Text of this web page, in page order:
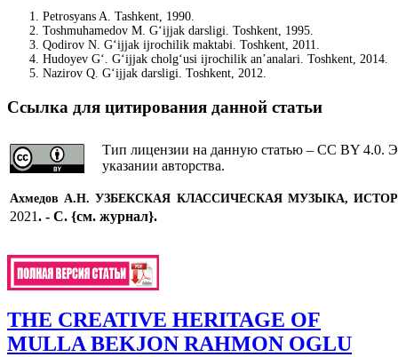
Petrosyans A. Tashkent, 1990.
Toshmuhamedov M. G‘ijjak darsligi. Toshkent, 1995.
Qodirov N. G‘ijjak ijrochilik maktabi. Toshkent, 2011.
Hudoyev G‘. G‘ijjak cholg‘usi ijrochilik an’analari. Toshkent, 2014.
Nazirov Q. G‘ijjak darsligi. Toshkent, 2012.
Ссылка для цитирования данной статьи
Тип лицензии на данную статью – CC BY 4.0.
указании авторства.
Ахмедов А.Н. УЗБЕКСКАЯ КЛАССИЧЕСКАЯ МУЗЫКА,
2021. - С. {см. журнал}.
THE CREATIVE HERITAGE OF
MULLA BEKJON RAHMON OGLU